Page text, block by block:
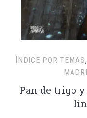
ÍNDICE POR TEMAS,
Pan de trigo